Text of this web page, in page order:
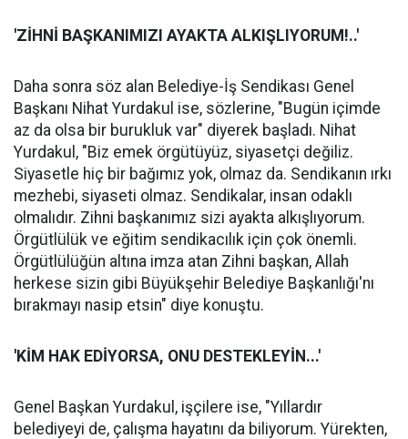
'ZİHNİ BAŞKANIMIZI AYAKTA ALKIŞLIYORUM!..'
Daha sonra söz alan Belediye-İş Sendikası Genel
Başkanı Nihat Yurdakul ise, sözlerine, "Bugün içimde
az da olsa bir burukluk var" diyerek başladı. Nihat
Yurdakul, "Biz emek örgütüyüz, siyasetçi değiliz.
Siyasetle hiç bir bağımız yok, olmaz da. Sendikanın ırkı
mezhebi, siyaseti olmaz. Sendikalar, insan odaklı
olmalıdır. Zihni başkanımız sizi ayakta alkışlıyorum.
Örgütlülük ve eğitim sendikacılık için çok önemli.
Örgütlülüğün altına imza atan Zihni başkan, Allah
herkese sizin gibi Büyükşehir Belediye Başkanlığı'nı
bırakmayı nasip etsin" diye konuştu.
'KİM HAK EDİYORSA, ONU DESTEKLEYİN...'
Genel Başkan Yurdakul, işçilere ise, "Yıllardır
belediyeyi de, çalışma hayatını da biliyorum. Yürekten,